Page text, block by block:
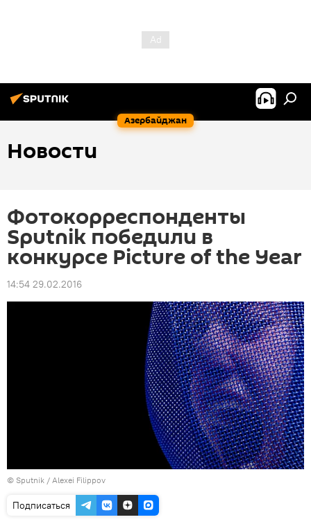
Азербайджан
Новости
Фотокорреспонденты
Sputnik победили в
конкурсе Picture of the Year
14:54 29.02.2016
© Sputnik / Alexei Filippov
Подписаться